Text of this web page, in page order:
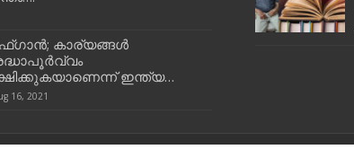
കാര്യങ്ങള്‍
ഇന്ത്യ…
16, 2021